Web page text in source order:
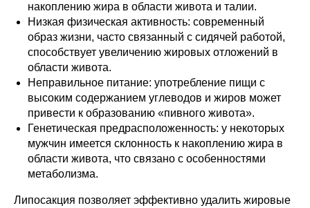
накоплению жира в области живота и талии.
Низкая физическая активность: современный
образ жизни, часто связанный с сидячей работой,
способствует увеличению жировых отложений в
области живота.
Неправильное питание: употребление пищи с
высоким содержанием углеводов и жиров может
привести к образованию «пивного живота».
Генетическая предрасположенность: у некоторых
мужчин имеется склонность к накоплению жира в
области живота, что связано с особенностями
метаболизма.
Липосакция позволяет эффективно удалить жировые